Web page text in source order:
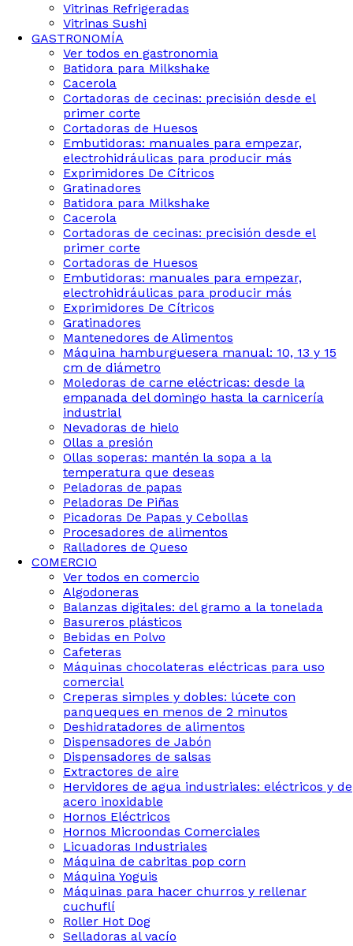
Vitrinas Refrigeradas
Vitrinas Sushi
GASTRONOMÍA
Ver todos en gastronomia
Batidora para Milkshake
Cacerola
Cortadoras de cecinas: precisión desde el
primer corte
Cortadoras de Huesos
Embutidoras: manuales para empezar,
electrohidráulicas para producir más
Exprimidores De Cítricos
Gratinadores
Batidora para Milkshake
Cacerola
Cortadoras de cecinas: precisión desde el
primer corte
Cortadoras de Huesos
Embutidoras: manuales para empezar,
electrohidráulicas para producir más
Exprimidores De Cítricos
Gratinadores
Mantenedores de Alimentos
Máquina hamburguesera manual: 10, 13 y 15
cm de diámetro
Moledoras de carne eléctricas: desde la
empanada del domingo hasta la carnicería
industrial
Nevadoras de hielo
Ollas a presión
Ollas soperas: mantén la sopa a la
temperatura que deseas
Peladoras de papas
Peladoras De Piñas
Picadoras De Papas y Cebollas
Procesadores de alimentos
Ralladores de Queso
COMERCIO
Ver todos en comercio
Algodoneras
Balanzas digitales: del gramo a la tonelada
Basureros plásticos
Bebidas en Polvo
Cafeteras
Máquinas chocolateras eléctricas para uso
comercial
Creperas simples y dobles: lúcete con
panqueques en menos de 2 minutos
Deshidratadores de alimentos
Dispensadores de Jabón
Dispensadores de salsas
Extractores de aire
Hervidores de agua industriales: eléctricos y de
acero inoxidable
Hornos Eléctricos
Hornos Microondas Comerciales
Licuadoras Industriales
Máquina de cabritas pop corn
Máquina Yoguis
Máquinas para hacer churros y rellenar
cuchuflí
Roller Hot Dog
Selladoras al vacío